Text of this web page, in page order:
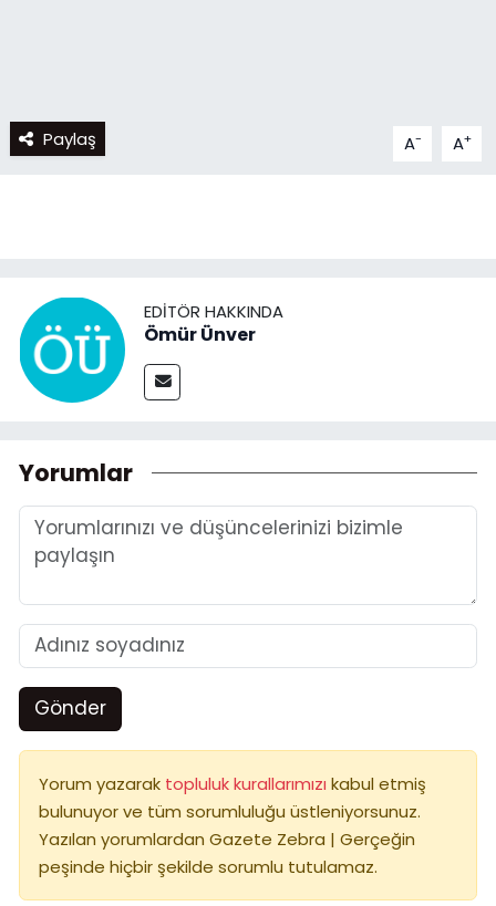
Paylaş A- A+
EDITÖR HAKKINDA
Ömür Ünver
Yorumlar
Gönder
Yorum yazarak topluluk kurallarımızı kabul etmiş
bulunuyor ve tüm sorumluluğu üstleniyorsunuz.
Yazılan yorumlardan Gazete Zebra | Gerçeğin
peşinde hiçbir şekilde sorumlu tutulamaz.